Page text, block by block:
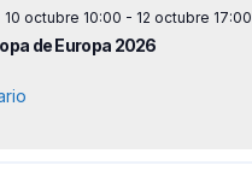
d
a
c
o
D
s
a
10 octubre 10:00 - 12 octubre 17:00
de Europa 2026